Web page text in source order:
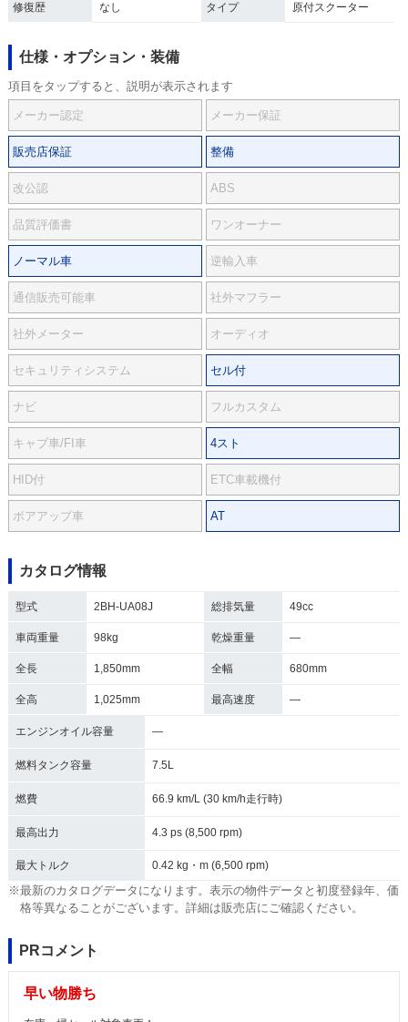
修復歴 なし タイプ 原付スクーター
仕様・オプション・装備
項目をタップすると、説明が表示されます
メーカー認定 メーカー保証
販売店保証 整備
改公認 ABS
品質評価書 ワンオーナー
ノーマル車 逆輸入車
通信販売可能車 社外マフラー
社外メーター オーディオ
セキュリティシステム セル付
ナビ フルカスタム
キャブ車/FI車 4スト
HID付 ETC車載機付
ボアアップ車 AT
カタログ情報
型式 2BH-UA08J 総排気量 49cc
車両重量 98kg 乾燥重量 ―
全長 1,850mm 全幅 680mm
全高 1,025mm 最高速度 ―
エンジンオイル容量 ―
燃料タンク容量 7.5L
燃費 66.9 km/L (30 km/h走行時)
最高出力 4.3 ps (8,500 rpm)
最大トルク 0.42 kg・m (6,500 rpm)
※最新のカタログデータになります。表示の物件データと初度登録年、価
格等異なることがございます。詳細は販売店にご確認ください。
PRコメント
早い物勝ち